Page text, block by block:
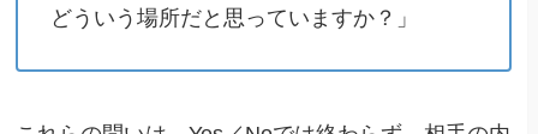
どういう場所だと思っていますか？」